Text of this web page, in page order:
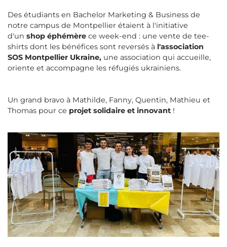
Des étudiants en Bachelor Marketing & Business de
notre campus de Montpellier étaient à l'initiative
d'un shop éphémère ce week-end : une vente de tee-
shirts dont les bénéfices sont reversés à l'association
SOS Montpellier Ukraine, une association qui accueille,
oriente et accompagne les réfugiés ukrainiens.
Un grand bravo à Mathilde, Fanny, Quentin, Mathieu et
Thomas pour ce projet solidaire et innovant !